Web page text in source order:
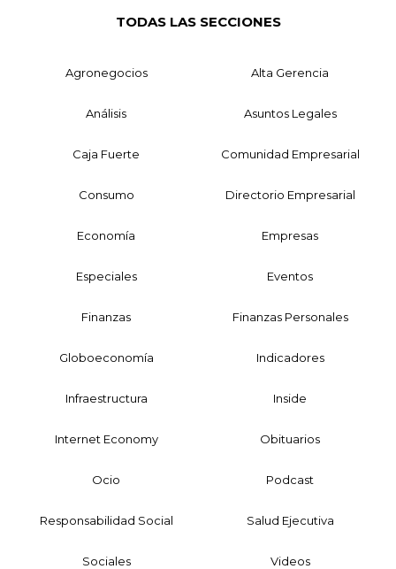
TODAS LAS SECCIONES
Agronegocios Alta Gerencia
Análisis Asuntos Legales
Caja Fuerte Comunidad Empresarial
Consumo Directorio Empresarial
Economía Empresas
Especiales Eventos
Finanzas Finanzas Personales
Globoeconomía Indicadores
Infraestructura Inside
Internet Economy Obituarios
Ocio Podcast
Responsabilidad Social Salud Ejecutiva
Sociales Videos